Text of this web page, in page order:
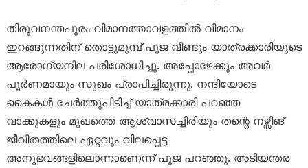
തിരുവനന്തപുരം വിമാനത്താവളത്തിൽ വിമാനം
ഇറങ്ങുന്നതിന് തൊട്ടുമുമ്പ് പൂജ വീണ്ടും യാത്രക്കാരിയുടെ
ആരോഗ്യനില പരിശോധിച്ചു. അപ്പോഴേക്കും അവർ
പൂർണമായും സുഖം പ്രാപിച്ചിരുന്നു. നന്ദിയോടെ
കൈകൾ ചേർത്തുപിടിച്ച് യാത്രക്കാരി പറഞ്ഞ
വാക്കുകളും മുഖത്തെ ആശ്വാസച്ചിരിയും തന്റെ നഴ്സിങ്
ജീവിതത്തിലെ ഏറ്റവും വിലപ്പെട്ട
അനുഭവങ്ങളിലൊന്നാണെന്ന് പൂജ പറഞ്ഞു. അടിയന്തര